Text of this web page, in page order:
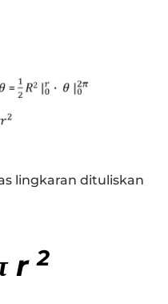
lingkaran dituliskan
r2